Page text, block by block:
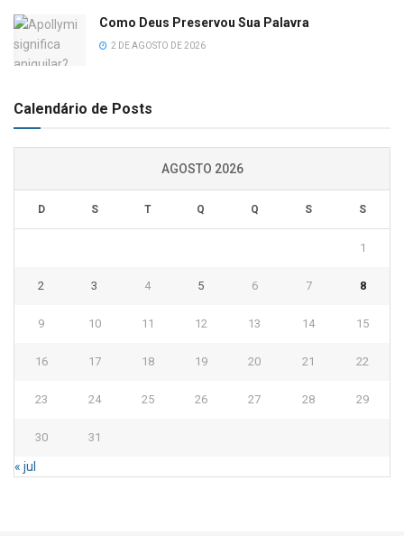
Como Deus Preservou Sua Palavra
2 DE AGOSTO DE 2026
Calendário de Posts
AGOSTO 2026
D S T Q Q S S
1
2 3 4 5 6 7 8
9 10 11 12 13 14 15
16 17 18 19 20 21 22
23 24 25 26 27 28 29
30 31
« jul